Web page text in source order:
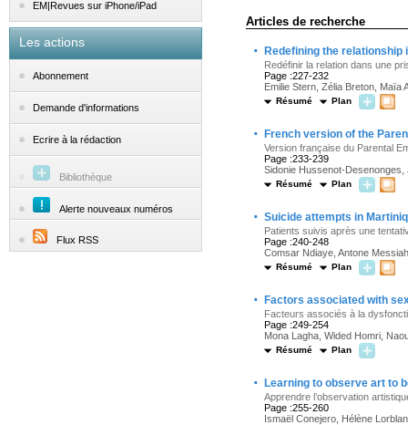
EM|Revues sur iPhone/iPad
Les actions
Abonnement
Demande d'informations
Ecrire à la rédaction
Bibliothèque
Alerte nouveaux numéros
Flux RSS
Articles de recherche
· Redefining the
Redéfinir la relation dans une
Page :227-232
Emilie Stern, Zélia Breton, Maïa
Résumé Plan
· French version of the
Version française du Parental
Page :233-239
Sidonie Hussenot-Desenonges,
Résumé Plan
· Suicide attempts in
Patients suivis après une
Page :240-248
Comsar Ndiaye, Antone
Résumé Plan
· Factors associated with
Facteurs associés à la
Page :249-254
Mona Lagha, Wided Homri,
Résumé Plan
· Learning to observe art to
Apprendre l’observation
Page :255-260
Ismaël Conejero, Hélène